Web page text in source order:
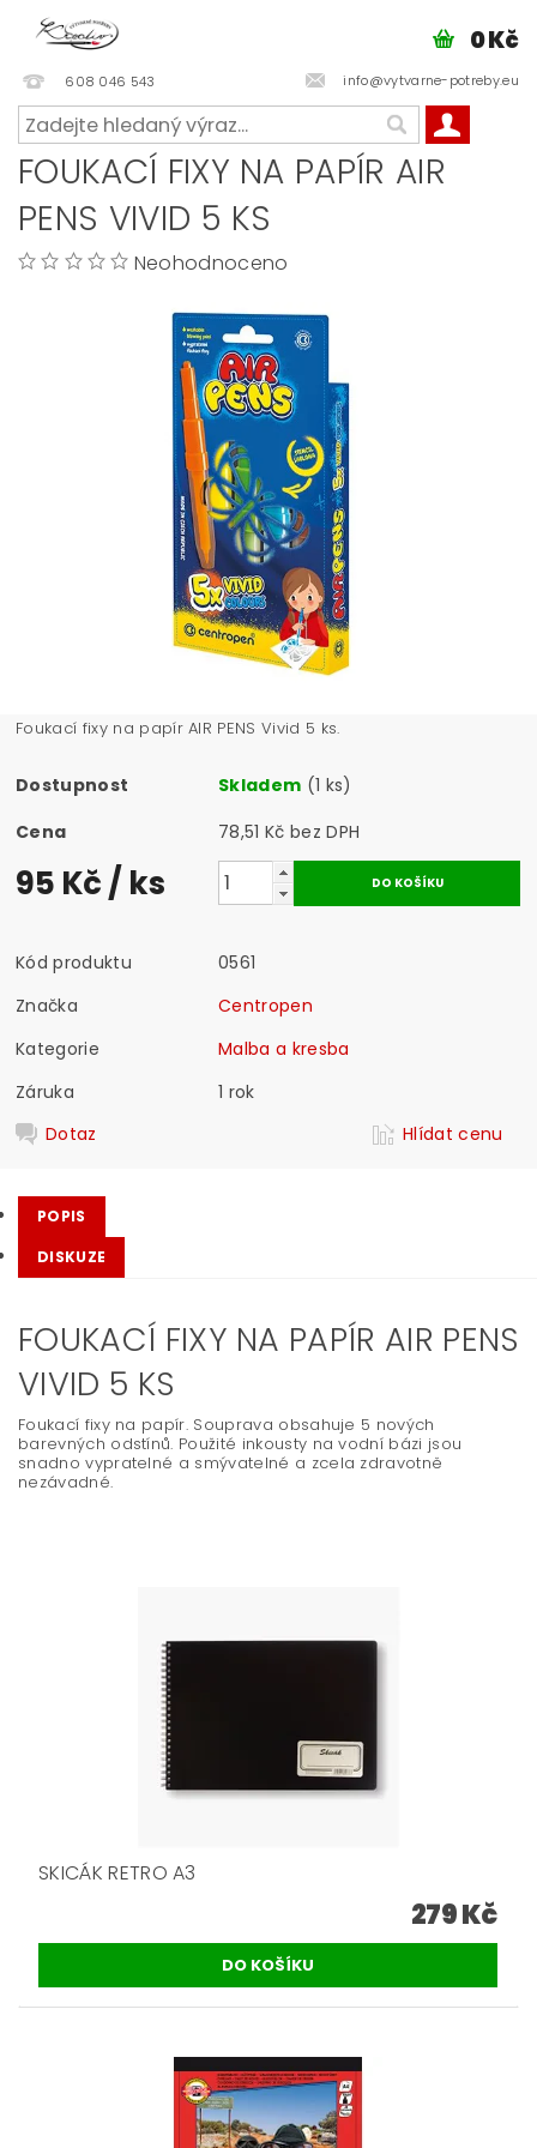
608 046 543 info@vytvarne-potreby.eu
0 Kč
FOUKACÍ FIXY NA PAPÍR AIR
PENS VIVID 5 KS
Neohodnoceno
Foukací fixy na papír AIR PENS Vivid 5 ks.
Dostupnost Skladem (1 ks)
Cena
78,51 Kč bez DPH
95 Kč/ ks
Kód produktu
0561
Značka
Centropen
Kategorie
Malba a kresba
Záruka
1 rok
Dotaz
Hlídat cenu
POPIS
DISKUZE
FOUKACÍ FIXY NA PAPÍR AIR PENS
VIVID 5 KS
Foukací fixy na papír. Souprava obsahuje 5 nových
barevných odstínů. Použité inkousty na vodní bázi jsou
snadno vypratelné a smývatelné a zcela zdravotně
nezávadné.
SKICÁK RETRO A3
279 Kč